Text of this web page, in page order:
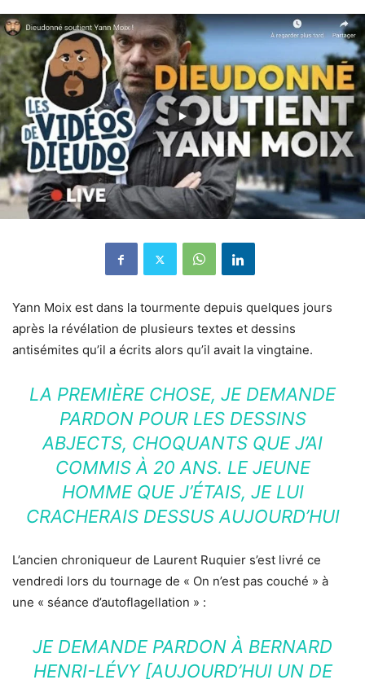
Yann Moix est dans la tourmente depuis quelques jours
après la révélation de plusieurs textes et dessins
antisémites qu’il a écrits alors qu’il avait la vingtaine.
LA PREMIÈRE CHOSE, JE DEMANDE
PARDON POUR LES DESSINS
ABJECTS, CHOQUANTS QUE J’AI
COMMIS À 20 ANS. LE JEUNE
HOMME QUE J’ÉTAIS, JE LUI
CRACHERAIS DESSUS AUJOURD’HUI
L’ancien chroniqueur de Laurent Ruquier s’est livré ce
vendredi lors du tournage de « On n’est pas couché » à
une « séance d’autoflagellation » :
JE DEMANDE PARDON À BERNARD
HENRI-LÉVY [AUJOURD’HUI UN DE